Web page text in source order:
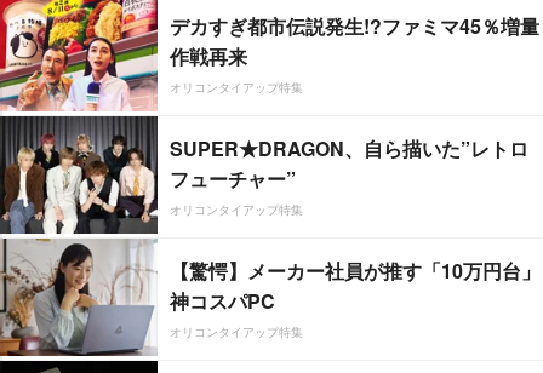
デカすぎ都市伝説発生!?ファミマ45％増量
作戦再来
オリコンタイアップ特集
SUPER★DRAGON、自ら描いた”レトロ
フューチャー”
オリコンタイアップ特集
【驚愕】メーカー社員が推す「10万円台」
神コスパPC
オリコンタイアップ特集